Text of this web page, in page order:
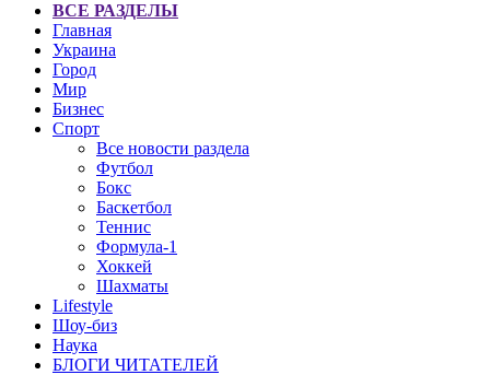
ВСЕ РАЗДЕЛЫ
Главная
Украина
Город
Мир
Бизнес
Спорт
Все новости раздела
Футбол
Бокс
Баскетбол
Теннис
Формула-1
Хоккей
Шахматы
Lifestyle
Шоу-биз
Наука
БЛОГИ ЧИТАТЕЛЕЙ